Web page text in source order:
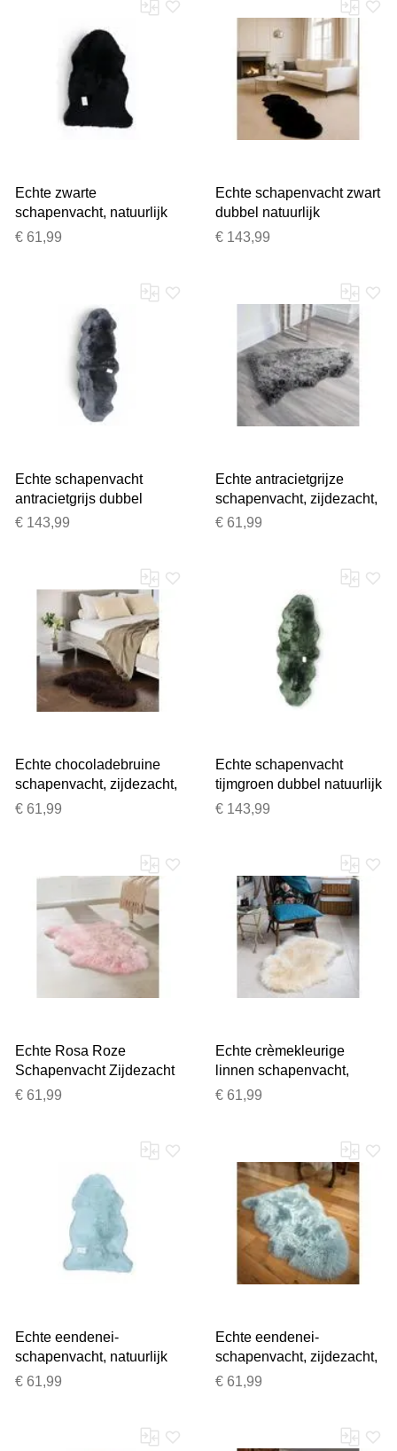
Echte zwarte
schapenvacht, natuurlijk
zijdezacht, pluizig, echt
€ 61,99
Echte schapenvacht zwart
dubbel natuurlijk
zijdeachtig zacht echt
€ 143,99
Echte schapenvacht
antracietgrijs dubbel
natuurlijk pluizig
€ 143,99
Echte antracietgrijze
schapenvacht, zijdezacht,
natuurlijk zacht, pluizig,
€ 61,99
Echte chocoladebruine
schapenvacht, zijdezacht,
natuurlijk, zacht, pluizig,
€ 61,99
Echte schapenvacht
tijmgroen dubbel natuurlijk
pluizig zijdezacht echt
€ 143,99
Echte Rosa Roze
Schapenvacht Zijdezacht
Natuurlijk Zacht Pluizig
€ 61,99
Echte crèmekleurige
linnen schapenvacht,
zijdezacht, natuurlijk
€ 61,99
Echte eendenei-
schapenvacht, natuurlijk
zijdezacht, pluizig, echt
€ 61,99
Echte eendenei-
schapenvacht, zijdezacht,
natuurlijk, zacht, pluizig,
€ 61,99